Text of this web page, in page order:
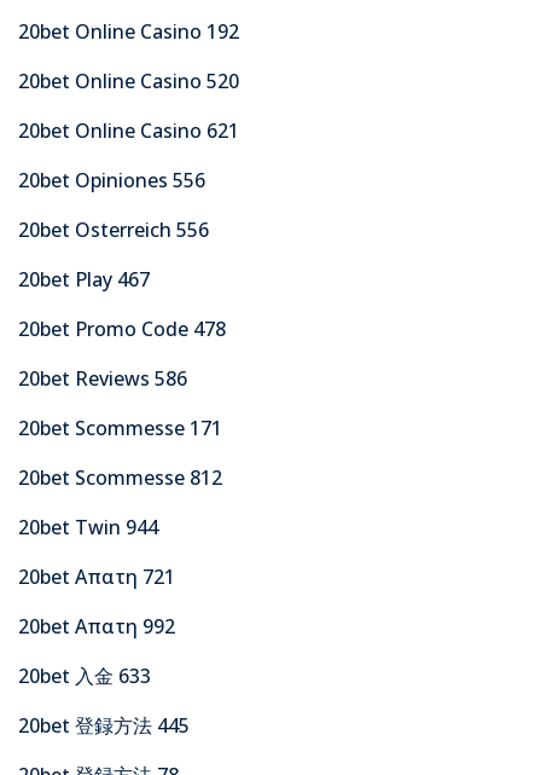
20bet Online Casino 192
20bet Online Casino 520
20bet Online Casino 621
20bet Opiniones 556
20bet Osterreich 556
20bet Play 467
20bet Promo Code 478
20bet Reviews 586
20bet Scommesse 171
20bet Scommesse 812
20bet Twin 944
20bet Απατη 721
20bet Απατη 992
20bet 入金 633
20bet 登録方法 445